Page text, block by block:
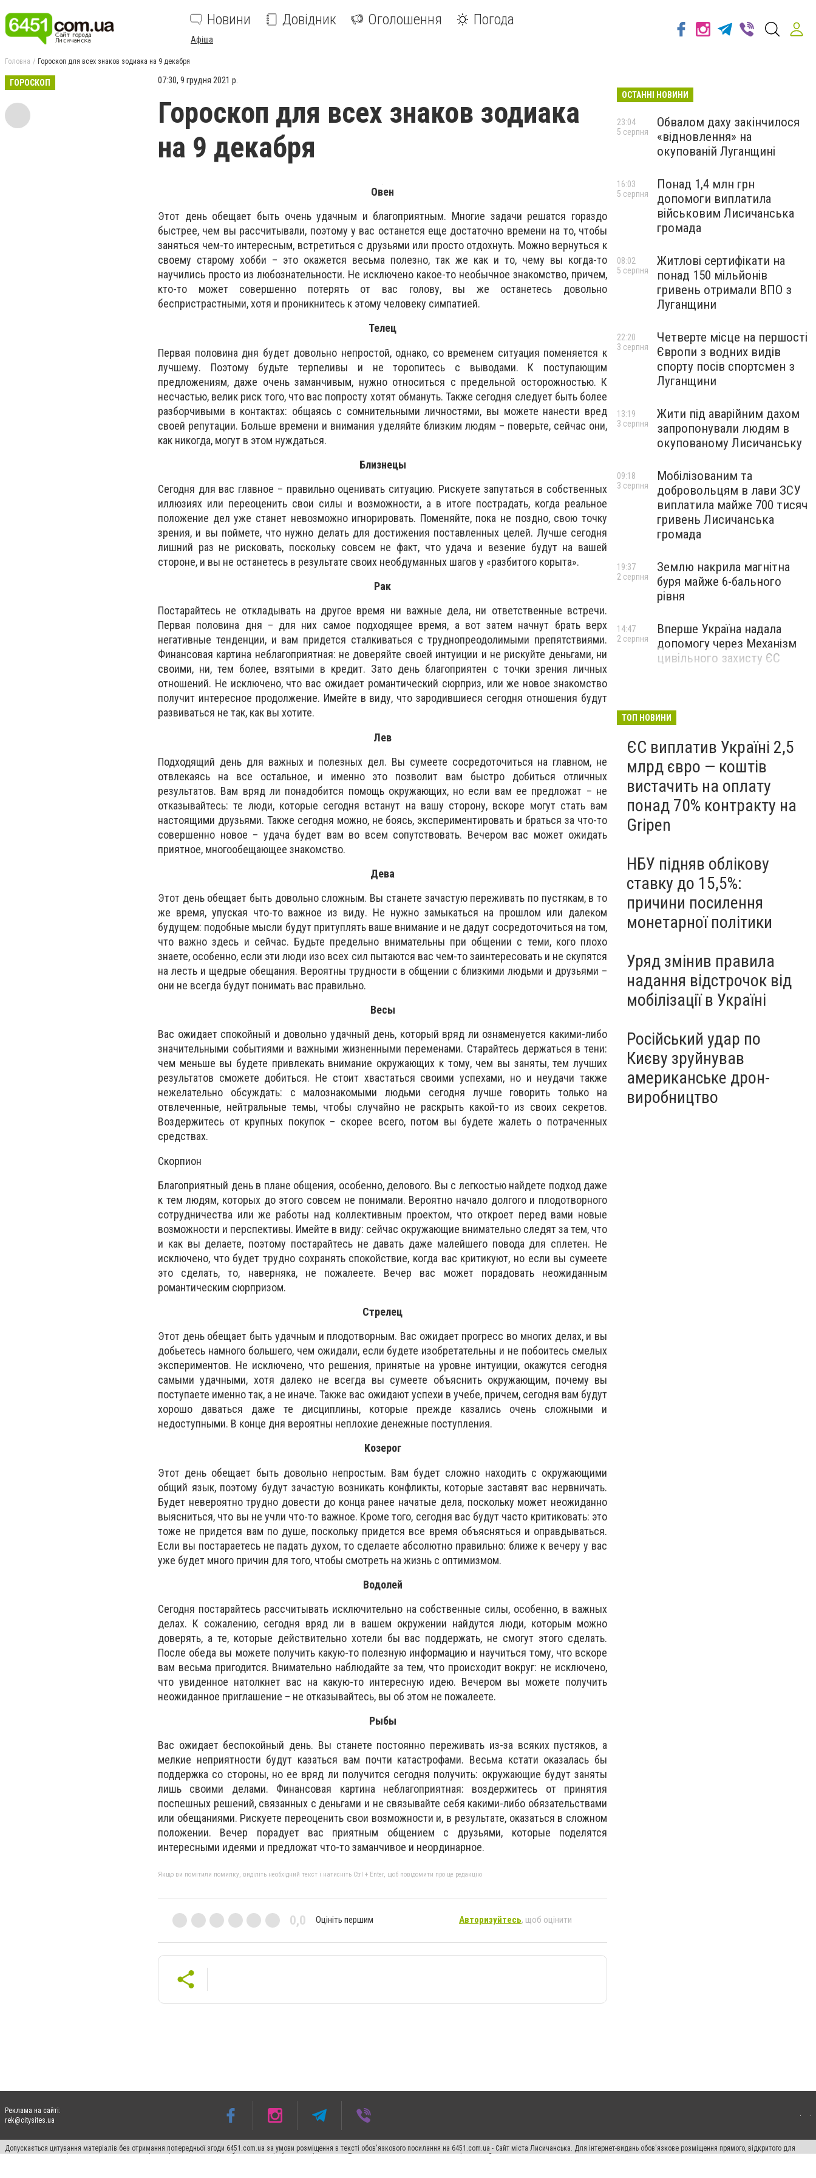
Новини Довідник Оголошення Погода
Афіша
Головна Гороскоп для всех знаков зодиака на 9 декабря
ГОРОСКОП 07:30, 9 грудня 2021 р.
Гороскоп для всех знаков зодиака
на 9 декабря
Овен
Этот день обещает быть очень удачным и благоприятным. Многие задачи решатся гораздо
быстрее, чем вы рассчитывали, поэтому у вас останется еще достаточно времени на то, чтобы
заняться чем-то интересным, встретиться с друзьями или просто отдохнуть. Можно вернуться к
своему старому хобби – это окажется весьма полезно, так же как и то, чему вы когда-то
научились просто из любознательности. Не исключено какое-то необычное знакомство, причем,
кто-то может совершенно потерять от вас голову, вы же останетесь довольно
беспристрастными, хотя и проникнитесь к этому человеку симпатией.
Телец
Первая половина дня будет довольно непростой, однако, со временем ситуация поменяется к
лучшему. Поэтому будьте терпеливы и не торопитесь с выводами. К поступающим
предложениям, даже очень заманчивым, нужно относиться с предельной осторожностью. К
несчастью, велик риск того, что вас попросту хотят обмануть. Также сегодня следует быть более
разборчивыми в контактах: общаясь с сомнительными личностями, вы можете нанести вред
своей репутации. Больше времени и внимания уделяйте близким людям – поверьте, сейчас они,
как никогда, могут в этом нуждаться.
Близнецы
Сегодня для вас главное – правильно оценивать ситуацию. Рискуете запутаться в собственных
иллюзиях или переоценить свои силы и возможности, а в итоге пострадать, когда реальное
положение дел уже станет невозможно игнорировать. Поменяйте, пока не поздно, свою точку
зрения, и вы поймете, что нужно делать для достижения поставленных целей. Лучше сегодня
лишний раз не рисковать, поскольку совсем не факт, что удача и везение будут на вашей
стороне, и вы не останетесь в результате своих необдуманных шагов у «разбитого корыта».
Рак
Постарайтесь не откладывать на другое время ни важные дела, ни ответственные встречи.
Первая половина дня – для них самое подходящее время, а вот затем начнут брать верх
негативные тенденции, и вам придется сталкиваться с труднопреодолимыми препятствиями.
Финансовая картина неблагоприятная: не доверяйте своей интуиции и не рискуйте деньгами, ни
своими, ни, тем более, взятыми в кредит. Зато день благоприятен с точки зрения личных
отношений. Не исключено, что вас ожидает романтический сюрприз, или же новое знакомство
получит интересное продолжение. Имейте в виду, что зародившиеся сегодня отношения будут
развиваться не так, как вы хотите.
Лев
Подходящий день для важных и полезных дел. Вы сумеете сосредоточиться на главном, не
отвлекаясь на все остальное, и именно это позволит вам быстро добиться отличных
результатов. Вам вряд ли понадобится помощь окружающих, но если вам ее предложат – не
отказывайтесь: те люди, которые сегодня встанут на вашу сторону, вскоре могут стать вам
настоящими друзьями. Также сегодня можно, не боясь, экспериментировать и браться за что-то
совершенно новое – удача будет вам во всем сопутствовать. Вечером вас может ожидать
приятное, многообещающее знакомство.
Дева
Этот день обещает быть довольно сложным. Вы станете зачастую переживать по пустякам, в то
же время, упуская что-то важное из виду. Не нужно замыкаться на прошлом или далеком
будущем: подобные мысли будут притуплять ваше внимание и не дадут сосредоточиться на том,
что важно здесь и сейчас. Будьте предельно внимательны при общении с теми, кого плохо
знаете, особенно, если эти люди изо всех сил пытаются вас чем-то заинтересовать и не скупятся
на лесть и щедрые обещания. Вероятны трудности в общении с близкими людьми и друзьями –
они не всегда будут понимать вас правильно.
Весы
Вас ожидает спокойный и довольно удачный день, который вряд ли ознаменуется какими-либо
значительными событиями и важными жизненными переменами. Старайтесь держаться в тени:
чем меньше вы будете привлекать внимание окружающих к тому, чем вы заняты, тем лучших
результатов сможете добиться. Не стоит хвастаться своими успехами, но и неудачи также
нежелательно обсуждать: с малознакомыми людьми сегодня лучше говорить только на
отвлеченные, нейтральные темы, чтобы случайно не раскрыть какой-то из своих секретов.
Воздержитесь от крупных покупок – скорее всего, потом вы будете жалеть о потраченных
средствах.
Скорпион
Благоприятный день в плане общения, особенно, делового. Вы с легкостью найдете подход даже
к тем людям, которых до этого совсем не понимали. Вероятно начало долгого и плодотворного
сотрудничества или же работы над коллективным проектом, что откроет перед вами новые
возможности и перспективы. Имейте в виду: сейчас окружающие внимательно следят за тем, что
и как вы делаете, поэтому постарайтесь не давать даже малейшего повода для сплетен. Не
исключено, что будет трудно сохранять спокойствие, когда вас критикуют, но если вы сумеете
это сделать, то, наверняка, не пожалеете. Вечер вас может порадовать неожиданным
романтическим сюрпризом.
Стрелец
Этот день обещает быть удачным и плодотворным. Вас ожидает прогресс во многих делах, и вы
добьетесь намного большего, чем ожидали, если будете изобретательны и не побоитесь смелых
экспериментов. Не исключено, что решения, принятые на уровне интуиции, окажутся сегодня
самыми удачными, хотя далеко не всегда вы сумеете объяснить окружающим, почему вы
поступаете именно так, а не иначе. Также вас ожидают успехи в учебе, причем, сегодня вам будут
хорошо даваться даже те дисциплины, которые прежде казались очень сложными и
недоступными. В конце дня вероятны неплохие денежные поступления.
Козерог
Этот день обещает быть довольно непростым. Вам будет сложно находить с окружающими
общий язык, поэтому будут зачастую возникать конфликты, которые заставят вас нервничать.
Будет невероятно трудно довести до конца ранее начатые дела, поскольку может неожиданно
выясниться, что вы не учли что-то важное. Кроме того, сегодня вас будут часто критиковать: это
тоже не придется вам по душе, поскольку придется все время объясняться и оправдываться.
Если вы постараетесь не падать духом, то сделаете абсолютно правильно: ближе к вечеру у вас
уже будет много причин для того, чтобы смотреть на жизнь с оптимизмом.
Водолей
Сегодня постарайтесь рассчитывать исключительно на собственные силы, особенно, в важных
делах. К сожалению, сегодня вряд ли в вашем окружении найдутся люди, которым можно
доверять, а те, которые действительно хотели бы вас поддержать, не смогут этого сделать.
После обеда вы можете получить какую-то полезную информацию и научиться тому, что вскоре
вам весьма пригодится. Внимательно наблюдайте за тем, что происходит вокруг: не исключено,
что увиденное натолкнет вас на какую-то интересную идею. Вечером вы можете получить
неожиданное приглашение – не отказывайтесь, вы об этом не пожалеете.
Рыбы
Вас ожидает беспокойный день. Вы станете постоянно переживать из-за всяких пустяков, а
мелкие неприятности будут казаться вам почти катастрофами. Весьма кстати оказалась бы
поддержка со стороны, но ее вряд ли получится сегодня получить: окружающие будут заняты
лишь своими делами. Финансовая картина неблагоприятная: воздержитесь от принятия
поспешных решений, связанных с деньгами и не связывайте себя какими-либо обязательствами
или обещаниями. Рискуете переоценить свои возможности и, в результате, оказаться в сложном
положении. Вечер порадует вас приятным общением с друзьями, которые поделятся
интересными идеями и предложат что-то заманчивое и неординарное.
Якщо ви помітили помилку, виділіть необхідний текст і натисніть Ctrl + Enter, щоб повідомити про це редакцію
0,0 Оцініть першим Авторизуйтесь, щоб оцінити
ОСТАННІ НОВИНИ
Обвалом даху закінчилося
«відновлення» на
окупованій Луганщині
23:04
5 серпня
Понад 1,4 млн грн
допомоги виплатила
військовим Лисичанська
громада
16:03
5 серпня
Житлові сертифікати на
понад 150 мільйонів
гривень отримали ВПО з
Луганщини
08:02
5 серпня
Четверте місце на першості
Європи з водних видів
спорту посів спортсмен з
Луганщини
22:20
3 серпня
Жити під аварійним дахом
запропонували людям в
окупованому Лисичанську
13:19
3 серпня
Мобілізованим та
добровольцям в лави ЗСУ
виплатила майже 700 тисяч
гривень Лисичанська
громада
09:18
3 серпня
Землю накрила магнітна
буря майже 6-бального
рівня
19:37
2 серпня
Вперше Україна надала
допомогу через Механізм
цивільного захисту ЄС
14:47
2 серпня
ТОП НОВИНИ
ЄС виплатив Україні 2,5
млрд євро — коштів
вистачить на оплату
понад 70% контракту на
Gripen
НБУ підняв облікову
ставку до 15,5%:
причини посилення
монетарної політики
Уряд змінив правила
надання відстрочок від
мобілізації в Україні
Російський удар по
Києву зруйнував
американське дрон-
виробництво
Реклама на сайті:
rek@citysites.ua
Допускається цитування матеріалів без отримання попередньої згоди 6451.com.ua за умови розміщення в тексті обов'язкового посилання на 6451.com.ua - Сайт міста Лисичанська. Для інтернет-видань обов'язкове розміщення прямого, відкритого для
пошукових систем гіперпосилання на цитовані статті не нижче другого абзацу в тексті або в якості джерела. Порушення виняткових прав переслідується Законом.